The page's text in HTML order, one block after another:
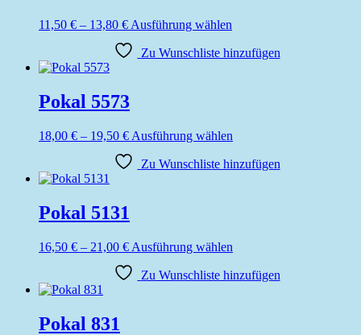
11,50 € – 13,80 €Preisspanne:
bis
Ausführung wählen
weist
können
der
Zu Wunschliste hinzufügen
Pokal 5573
18,00 € – 19,50 €Preisspanne:
bis
Ausführung wählen
weist
können
der
Zu Wunschliste hinzufügen
Pokal 5131
16,50 € – 21,00 €Preisspanne:
bis
Ausführung wählen
weist
Zu Wunschliste hinzufügen
Pokal 831